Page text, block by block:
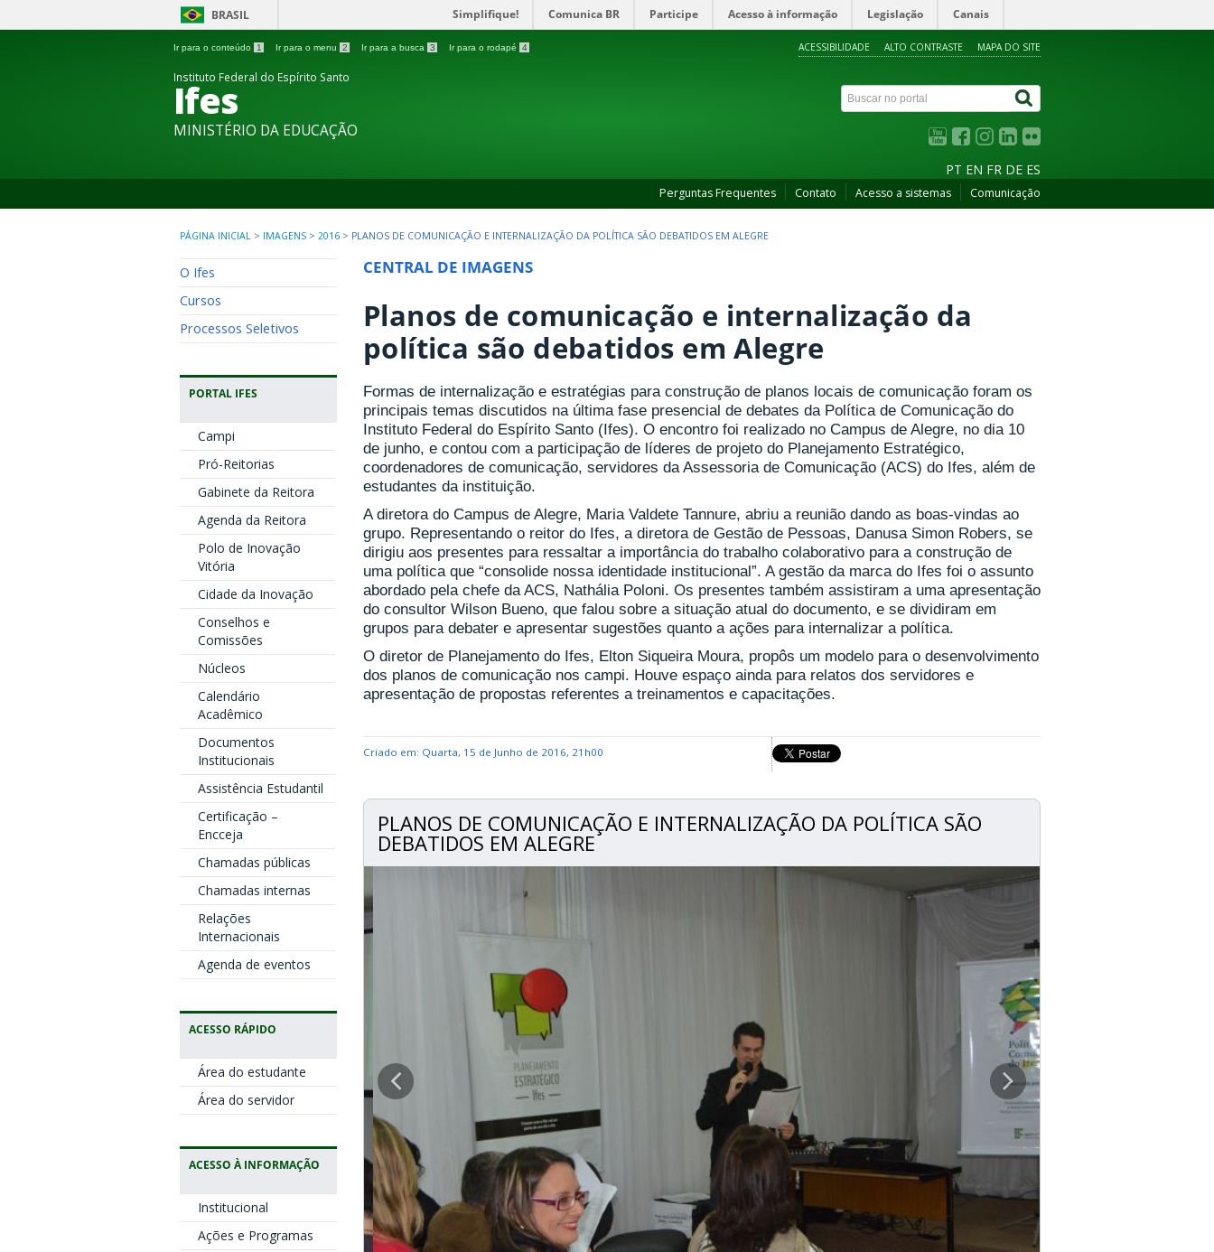
BRASIL Simplifique! Comunica BR Participe Acesso à informação Legislação Canais
Ir para o conteúdo 1 Ir para o menu 2 Ir para a busca 3 Ir para o rodapé 4 ACESSIBILIDADE ALTO CONTRASTE MAPA DO SITE
Instituto Federal do Espírito Santo
Ifes
MINISTÉRIO DA EDUCAÇÃO
PT EN FR DE ES
Perguntas Frequentes Contato Acesso a sistemas Comunicação
PÁGINA INICIAL > IMAGENS > 2016 > PLANOS DE COMUNICAÇÃO E INTERNALIZAÇÃO DA POLÍTICA SÃO DEBATIDOS EM ALEGRE
O Ifes
Cursos
Processos Seletivos
PORTAL IFES
Campi
Pró-Reitorias
Gabinete da Reitora
Agenda da Reitora
Polo de Inovação
Vitória
Cidade da Inovação
Conselhos e
Comissões
Núcleos
Calendário
Acadêmico
Documentos
Institucionais
Assistência Estudantil
Certificação –
Encceja
Chamadas públicas
Chamadas internas
Relações
Internacionais
Agenda de eventos
ACESSO RÁPIDO
Área do estudante
Área do servidor
ACESSO À INFORMAÇÃO
Institucional
Ações e Programas
CENTRAL DE IMAGENS
Planos de comunicação e internalização da
política são debatidos em Alegre
Formas de internalização e estratégias para construção de planos locais de comunicação foram os
principais temas discutidos na última fase presencial de debates da Política de Comunicação do
Instituto Federal do Espírito Santo (Ifes). O encontro foi realizado no Campus de Alegre, no dia 10
de junho, e contou com a participação de líderes de projeto do Planejamento Estratégico,
coordenadores de comunicação, servidores da Assessoria de Comunicação (ACS) do Ifes, além de
estudantes da instituição.
A diretora do Campus de Alegre, Maria Valdete Tannure, abriu a reunião dando as boas-vindas ao
grupo. Representando o reitor do Ifes, a diretora de Gestão de Pessoas, Danusa Simon Robers, se
dirigiu aos presentes para ressaltar a importância do trabalho colaborativo para a construção de
uma política que “consolide nossa identidade institucional”. A gestão da marca do Ifes foi o assunto
abordado pela chefe da ACS, Nathália Poloni. Os presentes também assistiram a uma apresentação
do consultor Wilson Bueno, que falou sobre a situação atual do documento, e se dividiram em
grupos para debater e apresentar sugestões quanto a ações para internalizar a política.
O diretor de Planejamento do Ifes, Elton Siqueira Moura, propôs um modelo para o desenvolvimento
dos planos de comunicação nos campi. Houve espaço ainda para relatos dos servidores e
apresentação de propostas referentes a treinamentos e capacitações.
Criado em: Quarta, 15 de Junho de 2016, 21h00
PLANOS DE COMUNICAÇÃO E INTERNALIZAÇÃO DA POLÍTICA SÃO
DEBATIDOS EM ALEGRE